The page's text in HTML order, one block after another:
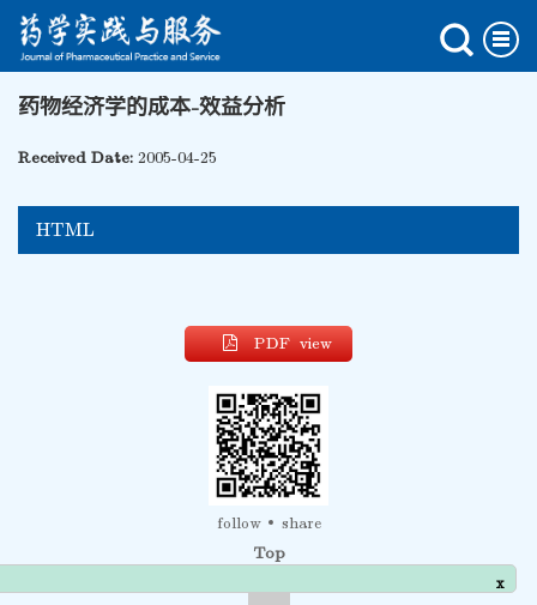
x
药物经济学的成本-效益分析
Received Date: 2005-04-25
HTML
PDF view
follow share
Top